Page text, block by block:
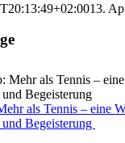
13.
als Tennis – eine
Begeisterung